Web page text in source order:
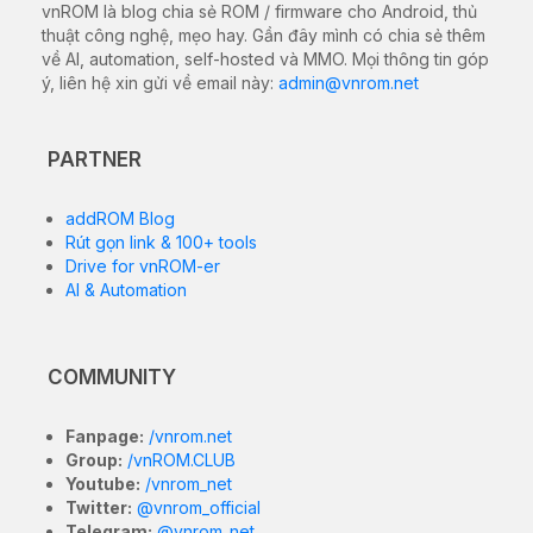
vnROM là blog chia sẻ ROM / firmware cho Android, thủ
thuật công nghệ, mẹo hay. Gần đây mình có chia sẻ thêm
về AI, automation, self-hosted và MMO. Mọi thông tin góp
ý, liên hệ xin gửi về email này: admin@vnrom.net
PARTNER
addROM Blog
Rút gọn link & 100+ tools
Drive for vnROM-er
AI & Automation
COMMUNITY
Fanpage: /vnrom.net
Group: /vnROM.CLUB
Youtube: /vnrom_net
Twitter: @vnrom_official